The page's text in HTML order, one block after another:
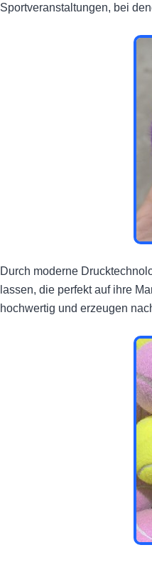
Sportveranstaltungen, bei
Durch moderne
lassen, die perfekt auf ihre
hochwertig und erzeugen